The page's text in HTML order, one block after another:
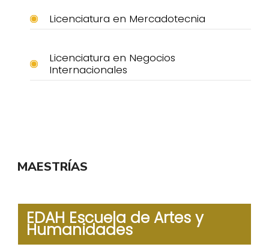
Licenciatura en Mercadotecnia
Licenciatura en Negocios
Internacionales
MAESTRÍAS
EDAH Escuela de Artes y
Humanidades